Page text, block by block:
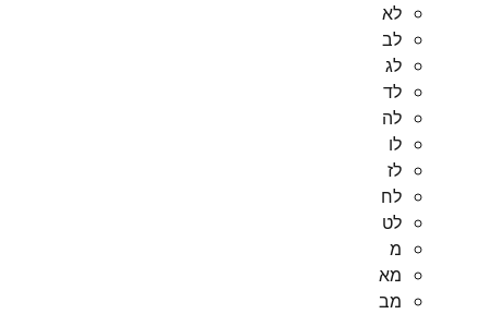
לא
לב
לג
לד
לה
לו
לז
לח
לט
מ
מא
מב